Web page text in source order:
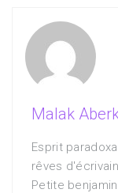
Malak
Esprit
rêves
Petite